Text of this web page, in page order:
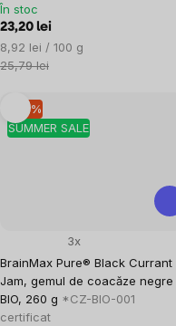
În stoc
23,20 lei
Evaluare
preţ:
8,92 lei / 100 g
25,79 lei
SUMMER SALE
–10 %
BrainMax Pure® Black Currant
Jam, gemul de coacăze negre
BIO, 260 g *CZ-BIO-001
certificat
3x